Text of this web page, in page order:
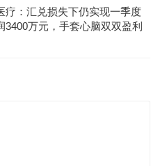
疗：汇兑损失下仍实现一季度
3400万元，手套心脑双双盈利